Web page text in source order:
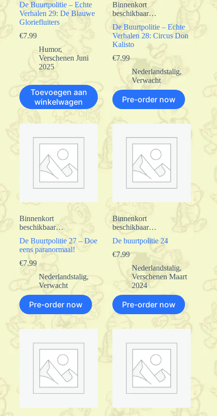
De Buurtpolitie – Echte
Verhalen 29: De Blauwe
Gloriefluiters
€7.99
Humor,
Verschenen Juni
2025
Toevoegen aan
winkelwagen
Binnenkort
beschikbaar…
De Buurtpolitie – Echte
Verhalen 28: Circus Don
Kalisto
€7.99
Nederlandstalig,
Verwacht
Pre-order now
Binnenkort
beschikbaar…
De Buurtpolitie 27 – Doe
eens paranormaal!
€7.99
Nederlandstalig,
Verwacht
Pre-order now
Binnenkort
beschikbaar…
De buurtpolitie 24
€7.99
Nederlandstalig,
Verschenen Maart
2024
Pre-order now